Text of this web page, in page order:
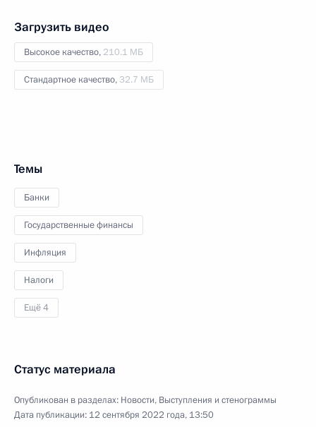
Загрузить видео
Высокое качество, 210.1 МБ
Стандартное качество, 32.7 МБ
Темы
Банки
Государственные финансы
Инфляция
Налоги
Ещё 4
Статус материала
Опубликован в разделах: Новости, Выступления и стенограммы
Дата публикации: 12 сентября 2022 года, 13:50